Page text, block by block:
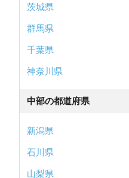
茨城県
群馬県
千葉県
神奈川県
中部の都道府県
新潟県
石川県
山梨県